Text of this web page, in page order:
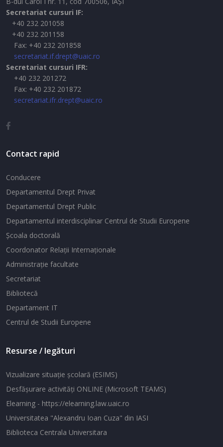
Secretariat cursuri IF:
+40 232 201058
+40 232 201158
Fax: +40 232 201858
secretariat.if.drept@uaic.ro
Secretariat cursuri IFR:
+40 232 201272
Fax: +40 232 201872
secretariat.ifr.drept@uaic.ro
Contact rapid
Conducere
Departamentul Drept Privat
Departamentul Drept Public
Departamentul interdisciplinar Centrul de Studii Europene
Şcoala doctorală
Coordonator Relaţii Internaţionale
Administraţie facultate
Secretariat
Bibliotecă
Departament IT
Centrul de Studii Europene
Resurse / legături
Vizualizare situaţie şcolară (ESIMS)
Desfăşurare activităţi ONLINE (Microsoft TEAMS)
Elearning - https://elearning.law.uaic.ro
Universitatea "Alexandru Ioan Cuza" din IASI
Biblioteca Centrala Universitara